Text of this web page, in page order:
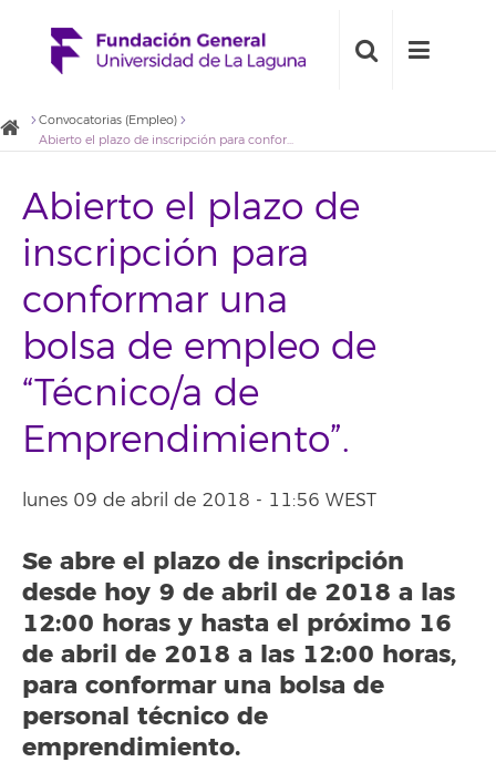
Convocatorias (Empleo)
Abierto el plazo de inscripción para conformar una bolsa de empleo de “Técnico/a de Emprendimiento”.
Abierto el plazo de
inscripción para
conformar una
bolsa de empleo de
“Técnico/a de
Emprendimiento”.
lunes 09 de abril de 2018 - 11:56 WEST
Se abre el plazo de inscripción
desde hoy 9 de abril de 2018 a las
12:00 horas y hasta el próximo 16
de abril de 2018 a las 12:00 horas,
para conformar una bolsa de
personal técnico de
emprendimiento.